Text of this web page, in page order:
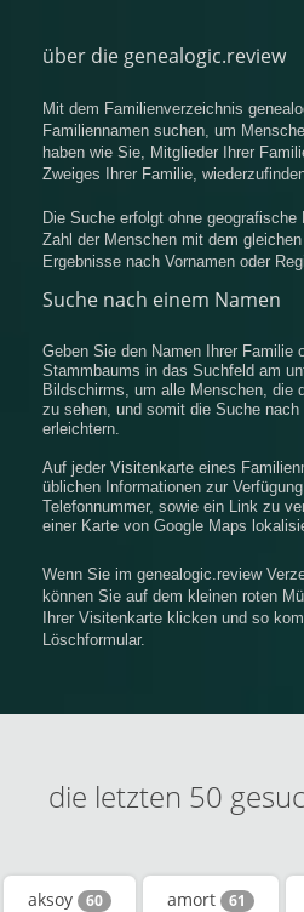
über die genealogic.review
Mit dem Familienverzeichnis
Familiennamen suchen, um
haben wie Sie, Mitglieder Ihrer
Zweiges Ihrer Familie,
Die Suche erfolgt ohne
Zahl der Menschen mit dem
Ergebnisse nach Vornamen oder
Suche nach einem Namen
Geben Sie den Namen Ihrer Familie
Stammbaums in das Suchfeld am
Bildschirms, um alle Menschen, die
zu sehen, und somit die Suche nach
erleichtern.
Auf jeder Visitenkarte eines
üblichen Informationen zur
Telefonnummer, sowie ein Link zu
einer Karte von Google Maps
Wenn Sie im genealogic.review
können Sie auf dem kleinen roten
Ihrer Visitenkarte klicken und so
Löschformular.
die letzten 50
aksoy 60 amort 61